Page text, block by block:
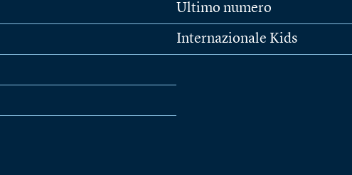
Ultimo numero
Internazionale Kids